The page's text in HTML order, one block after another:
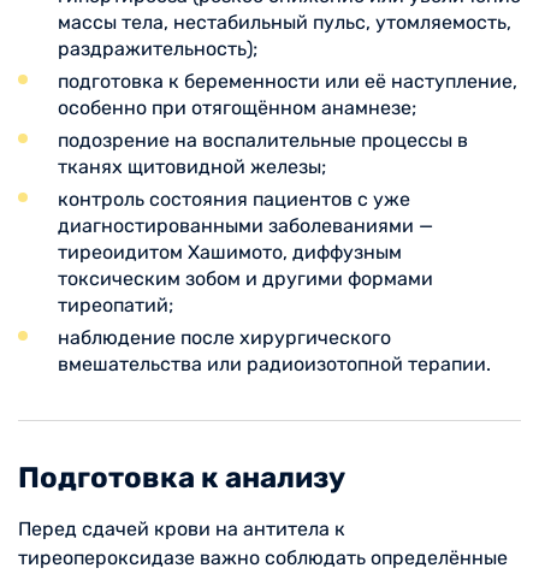
массы тела, нестабильный пульс, утомляемость,
раздражительность);
подготовка к беременности или её наступление,
особенно при отягощённом анамнезе;
подозрение на воспалительные процессы в
тканях щитовидной железы;
контроль состояния пациентов с уже
диагностированными заболеваниями —
тиреоидитом Хашимото, диффузным
токсическим зобом и другими формами
тиреопатий;
наблюдение после хирургического
вмешательства или радиоизотопной терапии.
Подготовка к анализу
Перед сдачей крови на антитела к
тиреопероксидазе важно соблюдать определённые